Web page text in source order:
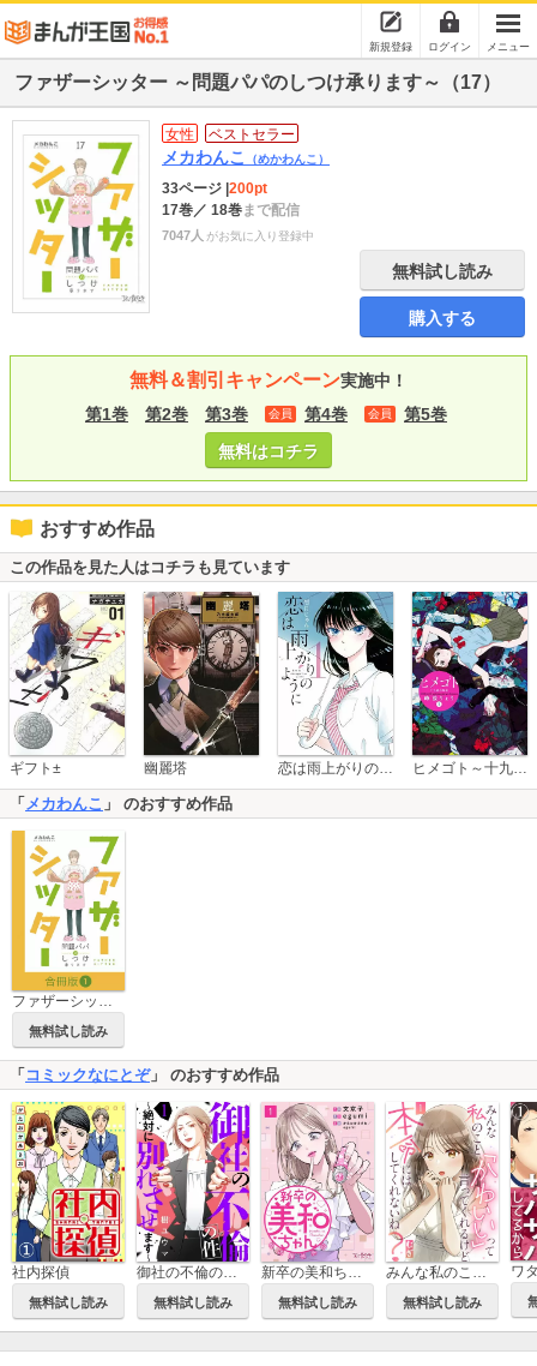
新規登録 ログイン メニュー
ファザーシッター ～問題パパのしつけ承ります～（17）
女性 ベストセラー
メカわんこ （めかわんこ）
33ページ 200pt
17巻／ 18巻まで配信
7047人 がお気に入り登録中
無料試し読み
購入する
無料＆割引キャンペーン実施中！
第1巻
第2巻 第3巻 会員 第4巻 会員
第5巻
無料はコチラ
おすすめ作品
この作品を見た人はコチラも見ています
ギフト± 幽麗塔 恋は雨上がりのように ヒメゴト～十九歳の制服～
「 メカわんこ 」 のおすすめ作品
ファザーシッター ～問題パパのしつけ承ります～【合冊版】
無料試し読み
「 コミックなにとぞ」 のおすすめ作品
社内探偵
無料試し読み
御社の不倫の件～絶対に別れさせます～
無料試し読み 無料試し読み
みんな私のこと「かわいい」って言ってくれるけど本命にはしてくれないね？
無料試し読み